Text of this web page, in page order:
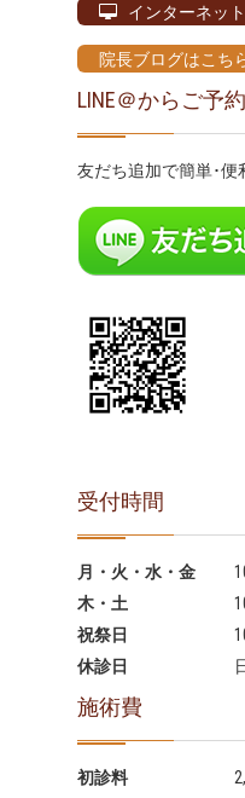
インターネッ
院長ブログはこち
LINE＠からご予
友だち追加で簡単･便
受付時間
月・火・水・金
木・土
祝祭日
休診日
施術費
初診料